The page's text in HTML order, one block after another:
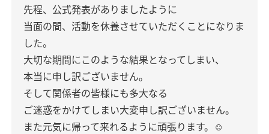
先程、公式発表がありましたように
当面の間、活動を休養させていただくことになりま
した。
大切な期間にこのような結果となってしまい、
本当に申し訳ございません。
そして関係者の皆様にも多大なる
ご迷惑をかけてしまい大変申し訳ございません。
また元気に帰って来れるように頑張ります。‪‪☺︎‬